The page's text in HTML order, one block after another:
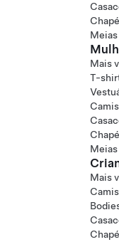
Meias
Mais
T-
Meias
Mais